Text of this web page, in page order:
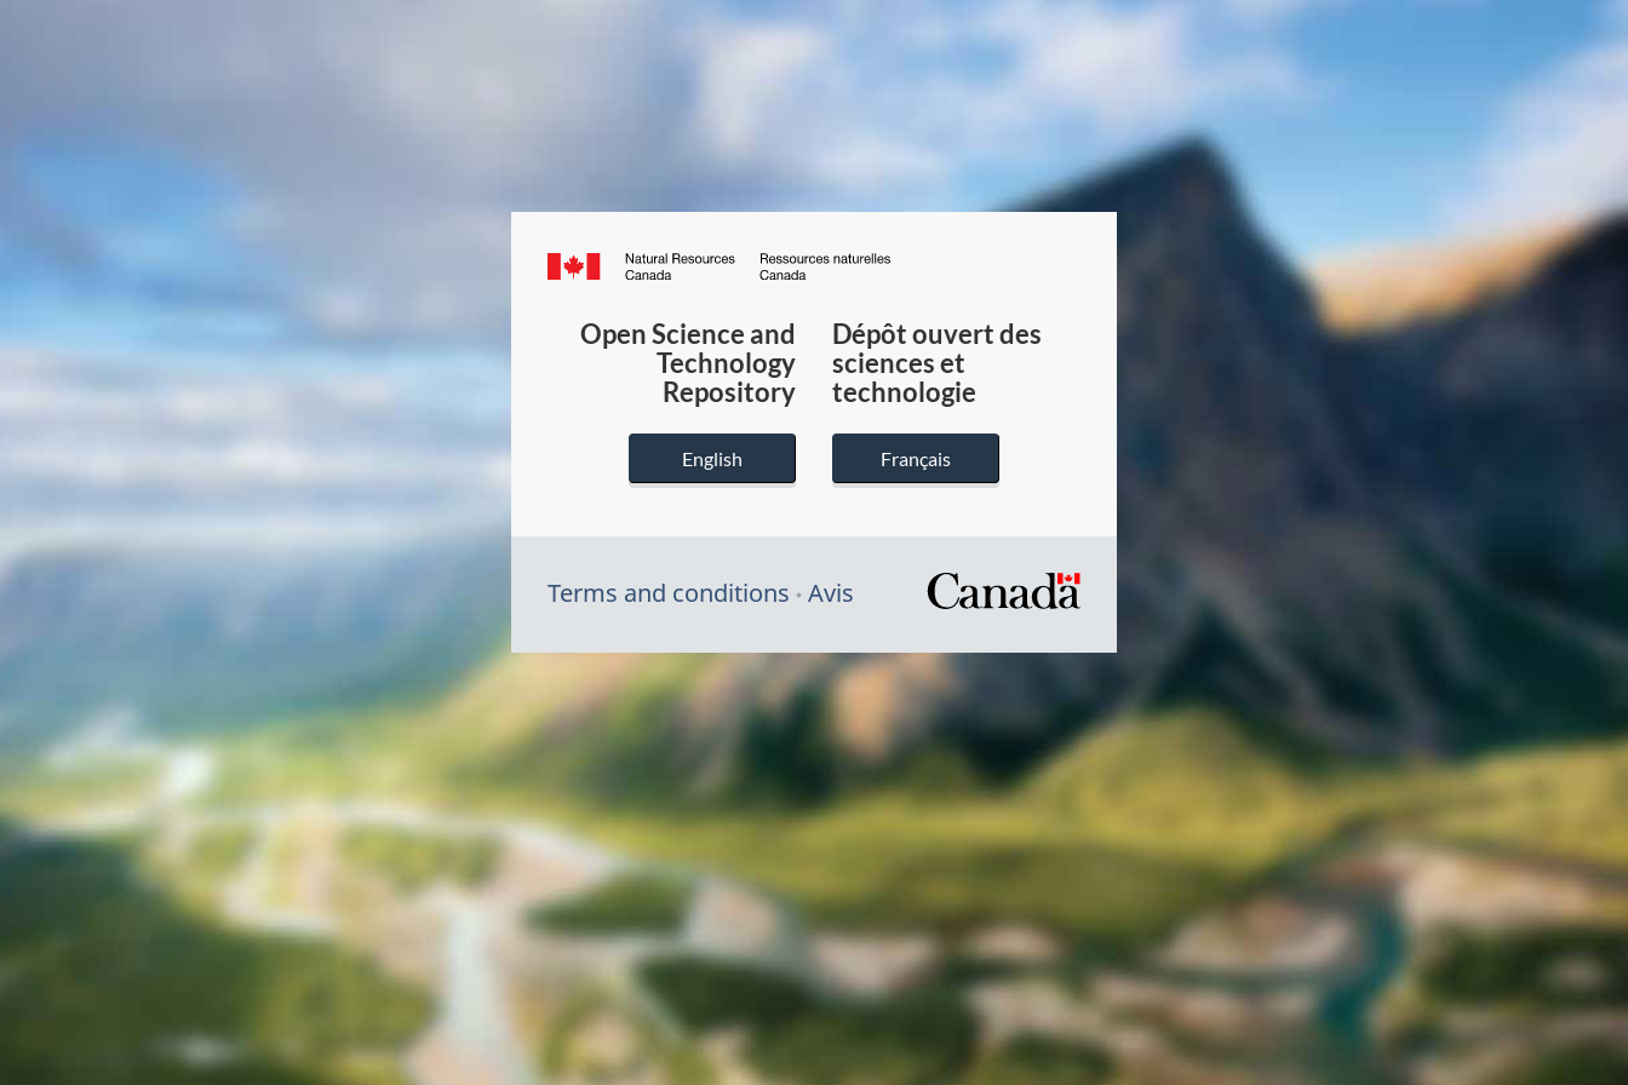
Canada.ca
du
Canada
Open Science and
Technology
Repository
English
Dépôt ouvert des
sciences et
technologie
Français
Terms and conditions Avis
/
gouvernement
du